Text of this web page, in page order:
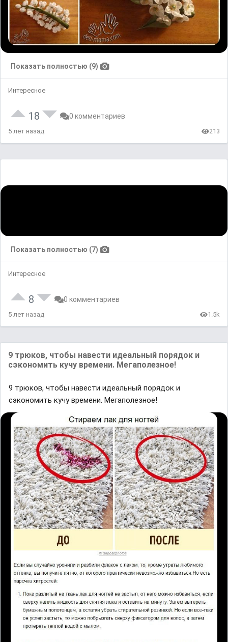
Показать полностью (9)
Интересное
18 0 комментариев
5 лет назад 213
Показать полностью (7)
Интересное
8 0 комментариев
5 лет назад 1.5k
9 трюков, чтобы навести идеальный порядок и
сэкономить кучу времени. Мегаполезное!
9 трюков, чтобы навести идеальный порядок и
сэкономить кучу времени. Мегаполезное!